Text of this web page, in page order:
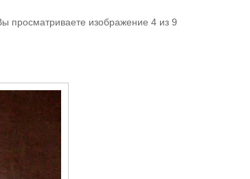
просматриваете изображение 4 из 9